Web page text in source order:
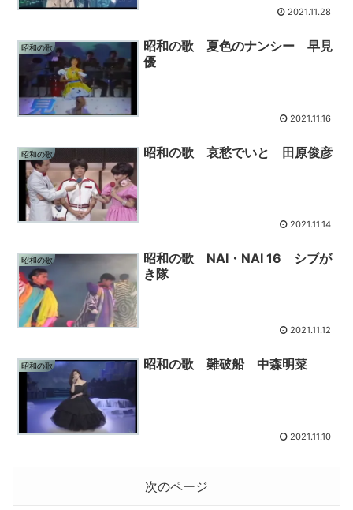
2021.11.28
昭和の歌
昭和の歌 夏色のナンシー 早見
優
2021.11.16
昭和の歌 昭和の歌 哀愁でいと 田原俊彦
2021.11.14
昭和の歌
昭和の歌 NAI・NAI 16 シブが
き隊
2021.11.12
昭和の歌 昭和の歌 難破船 中森明菜
2021.11.10
次のページ